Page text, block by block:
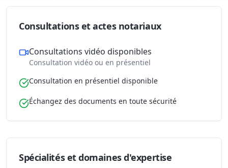
Consultations et actes notariaux
Consultations vidéo disponibles
Consultation vidéo ou en présentiel
Consultation en présentiel disponible
Échangez des documents en toute sécurité
Spécialités et domaines d'expertise